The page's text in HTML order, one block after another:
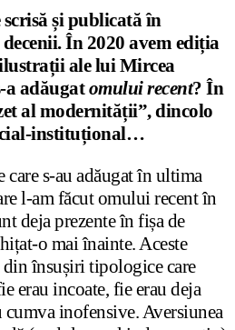
scrisă și publicată în
În 2020 avem ediția
ilustrații ale lui Mircea
a adăugatomului recent? În
al modernității”, dincolo
instituțional…
s-au adăugat în ultima
l-am făcut omului recent în
deja prezente în fișa de
o mai înainte. Aceste
însușiri tipologice care
erau incoate, fie erau deja
inofensive. Aversiunea